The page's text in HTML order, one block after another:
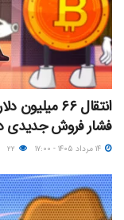
انتقال ۶۶
فشار فروش جدیدی